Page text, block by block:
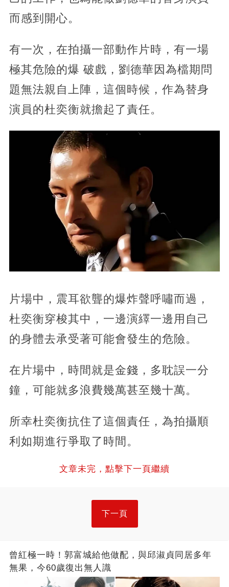
而感到開心。
有一次，在拍攝一部動作片時，有一場
極其危險的爆 破戲，劉德華因為檔期問
題無法親自上陣，這個時候，作為替身
演員的杜奕衡就擔起了責任。
片場中，震耳欲聾的爆炸聲呼嘯而過，
杜奕衡穿梭其中，一邊演繹一邊用自己
的身體去承受著可能會發生的危險。
在片場中，時間就是金錢，多耽誤一分
鐘，可能就多浪費幾萬甚至幾十萬。
所幸杜奕衡抗住了這個責任，為拍攝順
利如期進行爭取了時間。
文章未完，點擊下一頁繼續
下一頁
曾紅極一時！郭富城給他做配，與邱淑貞同居多年
無果，今60歲復出無人識